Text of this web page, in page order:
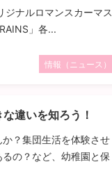
ジナルロマンスカーマス
」各...
情報（ニュース）
違いを知ろう！
？集団生活を体験させ
の？など、幼稚園と保